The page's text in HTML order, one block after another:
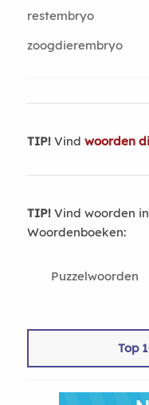
restembryo
zoogdierembryo
TIP!Vind woorden
TIP!Vind woorden
Woordenboeken:
Puzzelwoorden
Top